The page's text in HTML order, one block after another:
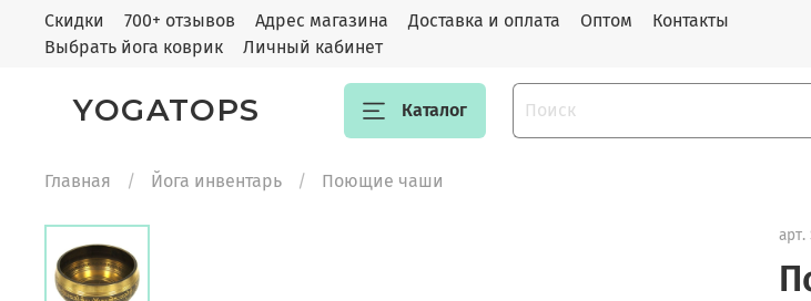
Скидки 700+ отзывов Адрес магазина Доставка и оплата Оптом
Контакты
Выбрать йога коврик
Личный кабинет
YOGATOPS Каталог
Главная Йога инвентарь Поющие чаши
арт.